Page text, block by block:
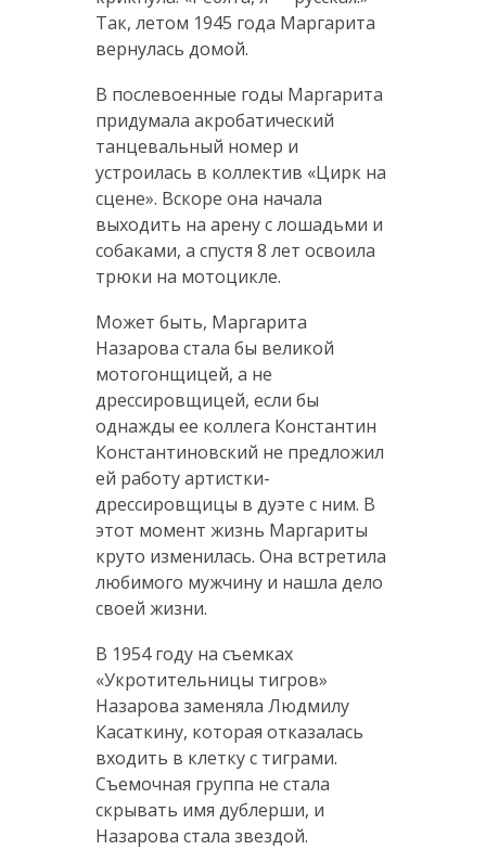
Так, летом 1945 года Маргарита
вернулась домой.
В послевоенные годы Маргарита
придумала акробатический
танцевальный номер и
устроилась в коллектив «Цирк на
сцене». Вскоре она начала
выходить на арену с лошадьми и
собаками, а спустя 8 лет освоила
трюки на мотоцикле.
Может быть, Маргарита
Назарова стала бы великой
мотогонщицей, а не
дрессировщицей, если бы
однажды ее коллега Константин
Константиновский не предложил
ей работу артистки-
дрессировщицы в дуэте с ним. В
этот момент жизнь Маргариты
круто изменилась. Она встретила
любимого мужчину и нашла дело
своей жизни.
В 1954 году на съемках
«Укротительницы тигров»
Назарова заменяла Людмилу
Касаткину, которая отказалась
входить в клетку с тиграми.
Съемочная группа не стала
скрывать имя дублерши, и
Назарова стала звездой.